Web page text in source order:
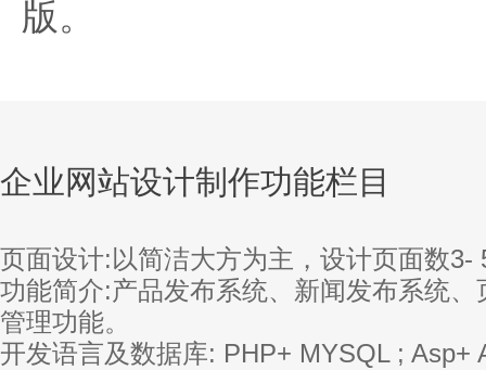
版。
企业网站设计制作功能栏目
页面设计:以简洁大方为主，设计页面数3-
功能简介:产品发布系统、新闻发布系统
管理功能。
开发语言及数据库: PHP+ MYSQL ; Asp+